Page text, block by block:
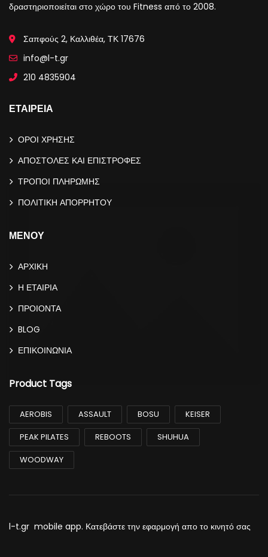
δραστηριοποιείται στο χώρο του Fitness από το 2008.
Σαπφούς 2, Καλλιθέα, ΤΚ 17676
info@l-t.gr
210 4835904
ΕΤΑΙΡΕΙΑ
ΟΡΟΙ ΧΡΗΣΗΣ
ΑΠΟΣΤΟΛΕΣ ΚΑΙ ΕΠΙΣΤΡΟΦΕΣ
ΤΡΟΠΟΙ ΠΛΗΡΩΜΗΣ
ΠΟΛΙΤΙΚΗ ΑΠΟΡΡΗΤΟΥ
ΜΕΝΟΥ
ΑΡΧΙΚΗ
Η ΕΤΑΙΡΙΑ
ΠΡΟΙΟΝΤΑ
BLOG
ΕΠΙΚΟΙΝΩΝΙΑ
Product Tags
AEROBIS ASSAULT BOSU
KEISER
PEAK PILATES
REBOOTS
SHUHUA
WOODWAY
l-t.gr mobile app. Κατεβάστε την εφαρμογή απο το κινητό σας